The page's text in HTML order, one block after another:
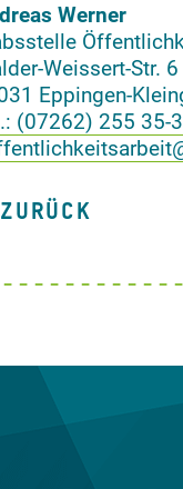
Werner
Weissert-Str. 6
Eppingen-
(07262) 255 35-